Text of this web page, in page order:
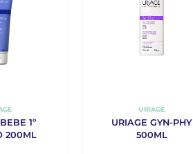
1º
200ML
URIAGE
URIAGE GYN-PHY
500ML